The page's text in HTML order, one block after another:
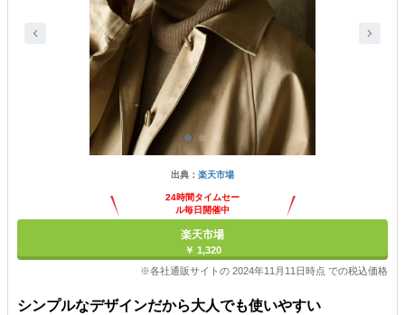
出典： 楽天市場
24時間タイムセー
ル毎日開催中
楽天市場
￥ 1,320
※各社通販サイトの 2024年11月11日時点 での税込価格
シンプルなデザインだから大人でも使いやすい